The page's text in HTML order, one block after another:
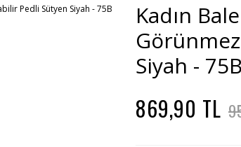
Kadın
Siyah - 75B
869,90 TL